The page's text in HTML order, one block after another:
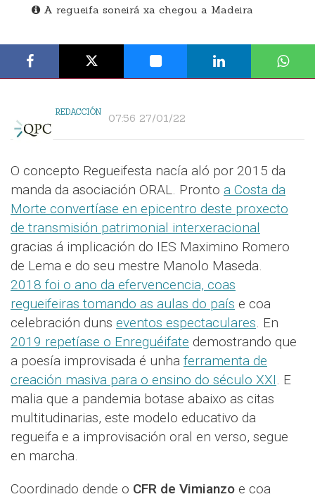
A regueifa soneirá xa chegou a Madeira
REDACCIÓN 07:56 27/01/22
O concepto Regueifesta nacía aló por 2015 da
manda da asociación ORAL. Pronto a Costa da
Morte convertíase en epicentro deste proxecto
de transmisión patrimonial interxeracional
gracias á implicación do IES Maximino Romero
de Lema e do seu mestre Manolo Maseda.
2018 foi o ano da efervencencia, coas
regueifeiras tomando as aulas do país e coa
celebración duns eventos espectaculares. En
2019 repetíase o Enreguéifate demostrando que
a poesía improvisada é unha ferramenta de
creación masiva para o ensino do século XXI. E
malia que a pandemia botase abaixo as citas
multitudinarias, este modelo educativo da
regueifa e a improvisación oral en verso, segue
en marcha.
Coordinado dende o CFR de Vimianzo e coa